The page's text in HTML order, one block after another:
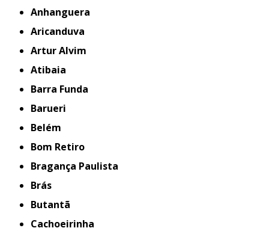
Anhanguera
Aricanduva
Artur Alvim
Atibaia
Barra Funda
Barueri
Belém
Bom Retiro
Bragança Paulista
Brás
Butantã
Cachoeirinha